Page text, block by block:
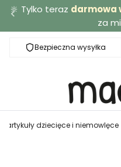
🔆 Tylko teraz darmowa
za
Bezpieczna wysyłka
artykuły dziecięce i niemowlęce